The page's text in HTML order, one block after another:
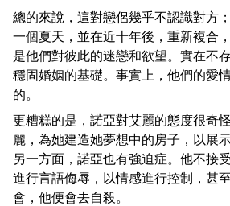
總的來說，這對戀侶幾乎不認識對方
一個夏天，並在近十年後，重新複合
是他們對彼此的迷戀和欲望。實在不
穩固婚姻的基礎。事實上，他們的愛
的。
更糟糕的是，諾亞對艾麗的態度很奇
麗，為她建造她夢想中的房子，以展
另一方面，諾亞也有強迫症。他不接
進行言語侮辱，以情感進行控制，甚
會，他便會去自殺。